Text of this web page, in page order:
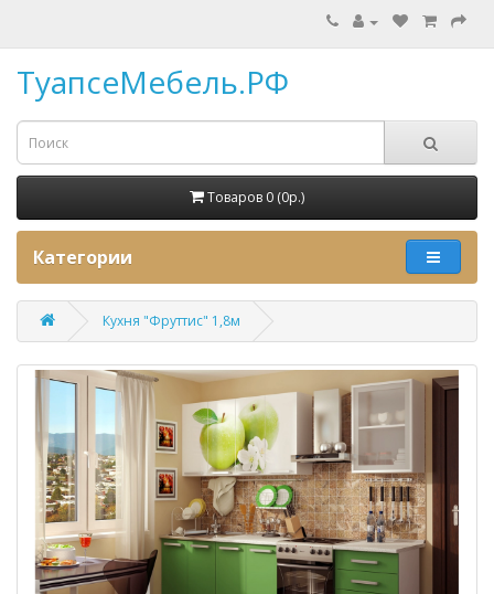
ТуапсеМебель.РФ
Товаров 0 (0p.)
Категории
Кухня "Фруттис" 1,8м